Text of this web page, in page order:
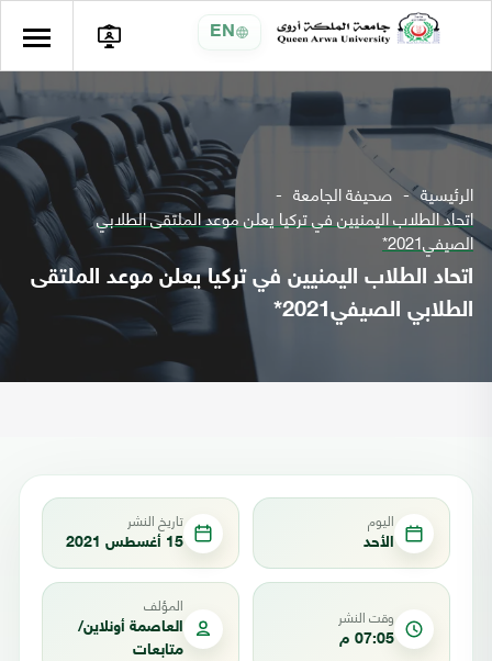
EN
الرئيسية صحيفة الجامعة
اتحاد الطلاب اليمنيين في تركيا يعلن موعد الملتقى الطلابي
الصيفي2021*
اتحاد الطلاب اليمنيين في تركيا يعلن موعد الملتقى
الطلابي الصيفي2021*
اليوم
الأحد
تاريخ النشر
15 أغسطس 2021
وقت النشر
07:05 م
المؤلف
العاصمة أونلاين/
متابعات